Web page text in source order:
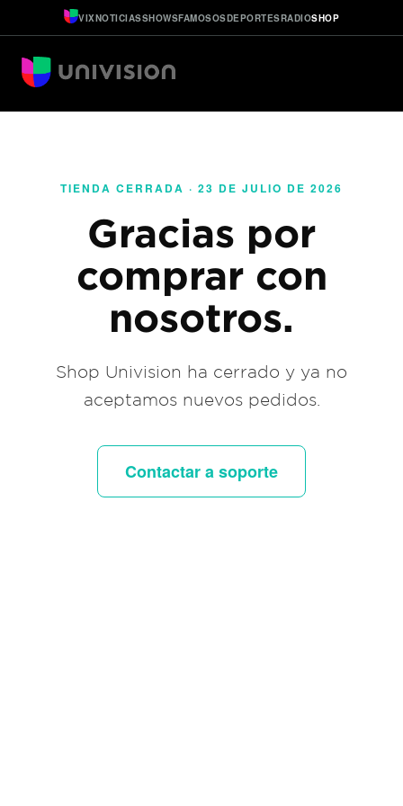
VIXNOTICIASSHOWSFAMOSOSDEPORTESRADIOSHOP
TIENDA CERRADA · 23 DE JULIO DE 2026
Gracias por
comprar con
nosotros.
Shop Univision ha cerrado y ya no
aceptamos nuevos pedidos.
Contactar a soporte